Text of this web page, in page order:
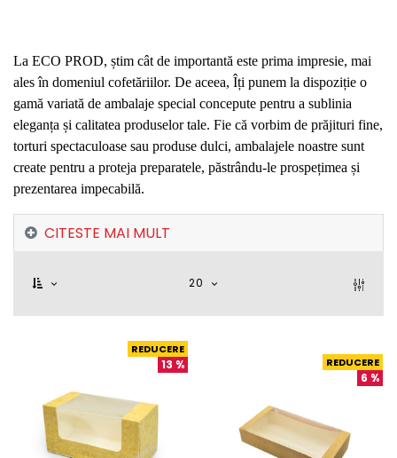
La ECO PROD, știm cât de importantă este prima impresie, mai
ales în domeniul cofetăriilor. De aceea, Îți punem la dispoziție o
gamă variată de ambalaje special concepute pentru a sublinia
eleganța și calitatea produselor tale. Fie că vorbim de prăjituri fine,
torturi spectaculoase sau produse dulci, ambalajele noastre sunt
create pentru a proteja preparatele, păstrându-le prospețimea și
prezentarea impecabilă.
CITESTE MAI MULT
20
REDUCERE
13 % REDUCERE
6 %